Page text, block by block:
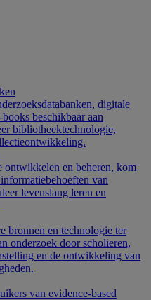
digitale
beschikbaar aan
bibliotheektechnologie,
ontwikkelen en beheren, kom
van
levenslang leren en
bronnen en technologie ter
onderzoek door scholieren,
en de ontwikkeling van
van evidence-based